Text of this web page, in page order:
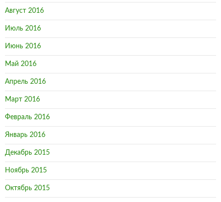
Август 2016
Июль 2016
Июнь 2016
Май 2016
Апрель 2016
Март 2016
Февраль 2016
Январь 2016
Декабрь 2015
Ноябрь 2015
Октябрь 2015